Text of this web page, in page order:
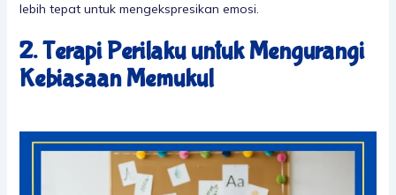
lebih tepat untuk mengekspresikan emosi.
2. Terapi Perilaku untuk Mengurangi
Kebiasaan Memukul